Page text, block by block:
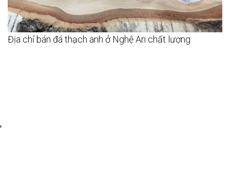
Địa chỉ bán đá thạch anh ở Nghệ An chất lượng